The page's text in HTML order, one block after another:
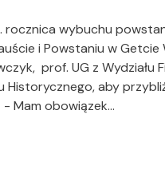
rocznica wybuchu
i Powstaniu w Getcie
prof. UG z Wydziału
Historycznego, aby
Mam obowiązek…